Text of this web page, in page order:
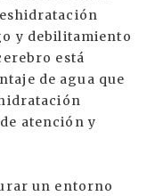
y debilitamiento
está
de agua que
atención y
un entorno